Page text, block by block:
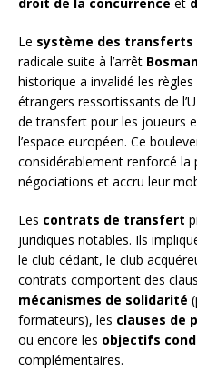
Le système des transferts
radicale suite à l’arrêt
historique a invalidé les
étrangers ressortissants de
de transfert pour les joueurs
l’espace européen. Ce
considérablement renforcé la
négociations et accru leur
Les contrats de transfert
juridiques notables. Ils
le club cédant, le club
contrats comportent des
mécanismes de solidarité
formateurs), les clauses de
ou encore les objectifs
complémentaires.